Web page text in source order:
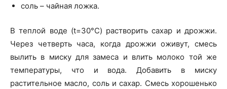
соль – чайная ложка.
В теплой воде (t=30°C) растворить сахар и дрожжи.
Через четверть часа, когда дрожжи оживут, смесь
вылить в миску для замеса и влить молоко той же
температуры, что и вода. Добавить в миску
растительное масло, соль и сахар. Смесь хорошенько